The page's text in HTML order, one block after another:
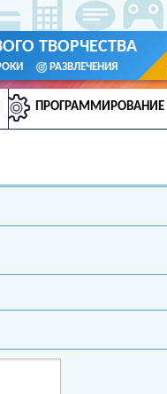
ТВОРЧЕСТВА
РАЗВЛЕЧЕНИЯ
ПРОГРАММИРОВАНИЕ